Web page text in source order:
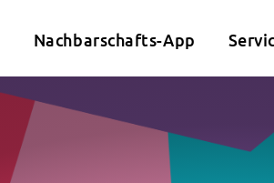
Nachbarschafts-App